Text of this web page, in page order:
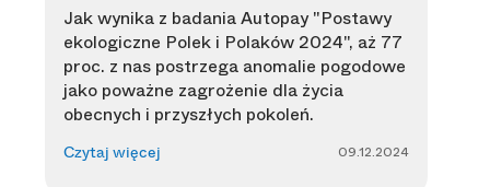
Jak wynika z badania Autopay "Postawy
ekologiczne Polek i Polaków 2024", aż 77
proc. z nas postrzega anomalie pogodowe
jako poważne zagrożenie dla życia
obecnych i przyszłych pokoleń.
Czytaj więcej 09.12.2024